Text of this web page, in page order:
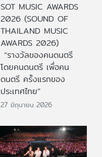
SOT MUSIC AWARDS
2026 (SOUND OF
THAILAND MUSIC
AWARDS 2026)
“รางวัลของคนดนตรี
โดยคนดนตรี เพื่อคน
ดนตรี ครั้งแรกของ
ประเทศไทย”
27 มิถุนายน 2026